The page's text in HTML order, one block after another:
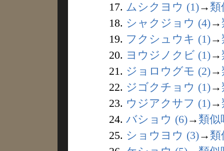
17. ムシクヨウ (1)→ 類
18. シャクジョウ (4)→
19. フクシュウキ (1)→
20. ヨウジノクビ (1)→
21. ジョロウグモ (2)→
22. ジゴクチョウ (1)→
23. ウジアクサフ (1)→
24. バショウ (6)→ 類似
25. ショウヨウ (3)→ 類